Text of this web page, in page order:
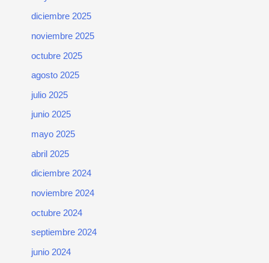
diciembre 2025
noviembre 2025
octubre 2025
agosto 2025
julio 2025
junio 2025
mayo 2025
abril 2025
diciembre 2024
noviembre 2024
octubre 2024
septiembre 2024
junio 2024